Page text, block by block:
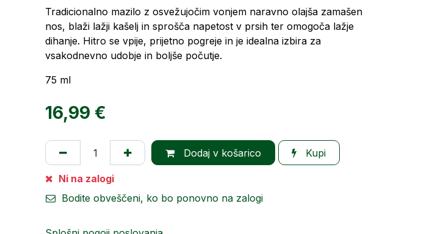
Tradicionalno mazilo z osvežujočim vonjem naravno olajša zamašen
nos, blaži lažji kašelj in sprošča napetost v prsih ter omogoča lažje
dihanje. Hitro se vpije, prijetno pogreje in je idealna izbira za
vsakodnevno udobje in boljše počutje.
75 ml
16,99 €
Dodaj v košarico Kupi
Ni na zalogi
Bodite obveščeni, ko bo ponovno na zalogi